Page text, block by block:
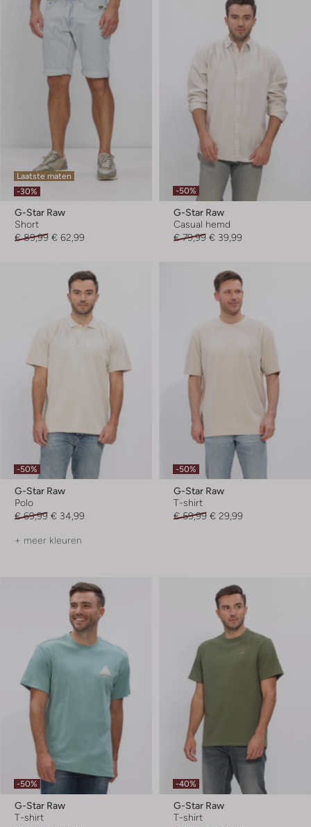
Laatste maten
-30%
G-Star Raw
Short
€ 89,99 € 62,99
-50%
G-Star Raw
Casual hemd
€ 79,99 € 39,99
-50%
G-Star Raw
Polo
€ 69,99 € 34,99
+ meer kleuren
-50%
G-Star Raw
T-shirt
€ 59,99 € 29,99
-50%
G-Star Raw
T-shirt
-40%
G-Star Raw
T-shirt